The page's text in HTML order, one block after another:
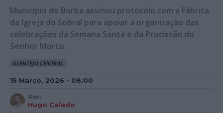
Município de Borba assinou protocolo com a Fábrica
da Igreja do Sobral para apoiar a organização das
celebrações da Semana Santa e da Procissão do
Senhor Morto.
ALENTEJO CENTRAL
15 Março, 2026 - 08:00
Por:
Hugo Calado